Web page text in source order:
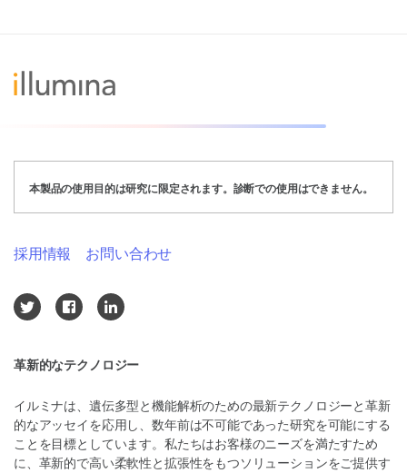
本製品の使用目的は研究に限定されます。診断での使用はできません。
革新的なテクノロジー
イルミナは、遺伝多型と機能解析のための最新テクノロジーと革新
的なアッセイを応用し、数年前は不可能であった研究を可能にする
ことを目標としています。私たちはお客様のニーズを満たすため
に、革新的で高い柔軟性と拡張性をもつソリューションをご提供す
採用情報 お問い合わせ